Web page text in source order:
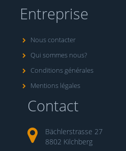
Entreprise
Nous contacter
Qui sommes nous?
Conditions générales
Mentions légales
Contact
Bächlerstrasse 27
8802 Kilchberg